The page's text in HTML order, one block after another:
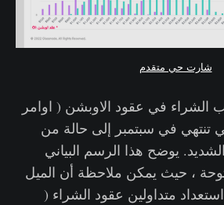
شارت حي متقدم
الشراء في عقود الاوبشن ( اوامر
تنتهي في سبتمبر إلى حالة من
يوضح هذا الرسم البياني
، حيث يمكن ملاحظة أن الميل
متداولين عقود الشراء (